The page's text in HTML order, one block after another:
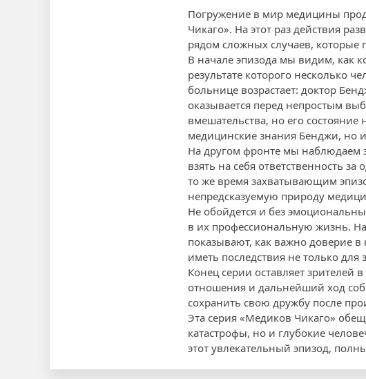
Погружение в мир медицины
Чикаго». На этот раз действия
рядом сложных случаев,
В начале эпизода мы видим, как
результате которого несколько
больнице возрастает: доктор
оказывается перед непростым
вмешательства, но его
медицинские знания Бенджи, но
На другом фронте мы наблюдаем
взять на себя ответственность
то же время захватывающим
непредсказуемую природу
Не обойдется и без
в их профессиональную жизнь.
показывают, как важно доверие в
иметь последствия не только
Конец серии оставляет
отношения и дальнейший ход
сохранить свою дружбу после
Эта серия «Медиков Чикаго»
катастрофы, но и глубокие
этот увлекательный эпизод,